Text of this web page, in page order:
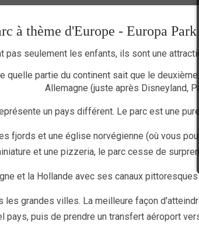
à thème d'Europe - Europa Park
pas seulement les enfants, ils sont une
quelle partie du continent sait que le
Allemagne (juste après Disneyland,
un pays différent. Le parc est une
fjords et une église norvégienne (où vous
et une pizzeria, le parc cesse de
et la Hollande avec ses canaux
grandes villes. La meilleure façon
pays, puis de prendre un transfert aéroport